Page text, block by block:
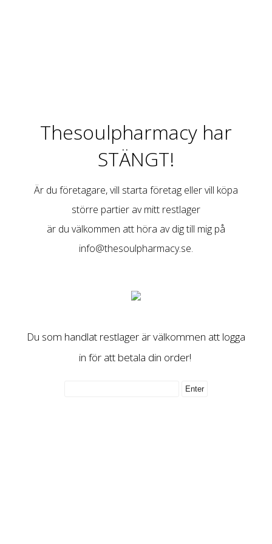
Thesoulpharmacy har
STÄNGT!
Är du företagare, vill starta företag eller vill köpa
större partier av mitt restlager
är du välkommen att höra av dig till mig på
info@thesoulpharmacy.se.
Du som handlat restlager är välkommen att logga
in för att betala din order!